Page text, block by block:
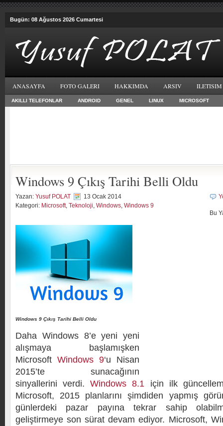
Bugün: 08 Ağustos 2026 Cumartesi
ANASAYFA FOTO GALERI HAKKIMDA ARSIV ILETISIM
AKILLI TELEFONLAR ANDROID GENEL LINUX MICROSOFT
Windows 9 Çıkış Tarihi Belli Oldu
Yazan: Yusuf POLAT
13 Ocak 2014
Kategori: Microsoft, Teknoloji, Windows, Windows 9
Bu
Windows 9 Çıkış Tarihi Belli Oldu
Daha Windows 8’e yeni yeni
alışmaya başlamışken
Microsoft Windows 9‘u Nisan
2015’te sunacağının
sinyallerini verdi.Windows 8.1 için ilk
Microsoft, 2015 planlarını şimdiden yapmış
günlerdeki pazar payına tekrar sahip
geliştirmeye son sürat devam ediyor. Microsoft,